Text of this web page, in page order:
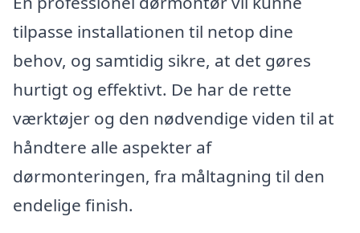
tilpasse installationen til netop dine
behov, og samtidig sikre, at det gøres
hurtigt og effektivt. De har de rette
værktøjer og den nødvendige viden til at
håndtere alle aspekter af
dørmonteringen, fra måltagning til den
endelige finish.